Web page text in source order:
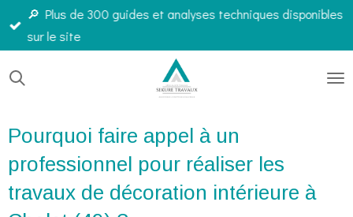
Passer
principal
🔎 Plus de 300 guides et analyses techniques disponibles
sur le site
Pourquoi faire appel à un
professionnel pour réaliser les
travaux de décoration intérieure à